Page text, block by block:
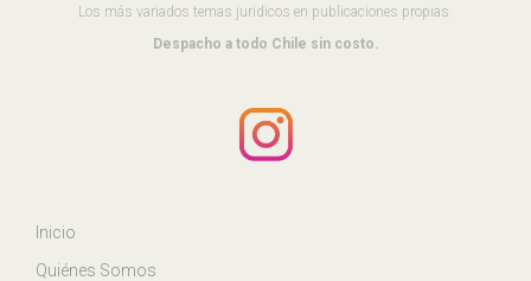
Los más variados temas juridicos en publicaciones propias.
Despacho a todo Chile sin costo.
Inicio
Quiénes Somos